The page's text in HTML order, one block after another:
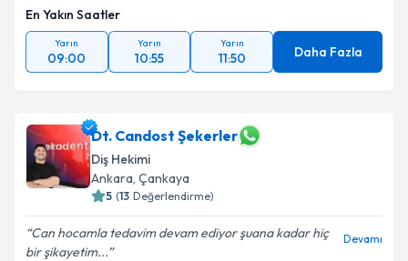
En Yakın Saatler
Yarın
09:00
Yarın
10:55
Yarın
11:50 Daha Fazla
Dt. Candost Şekerler
Diş Hekimi
Ankara, Çankaya
5 (13 Değerlendirme)
Can hocamla tedavim devam ediyor şuana kadar hiç
bir şikayetim...
Devamı